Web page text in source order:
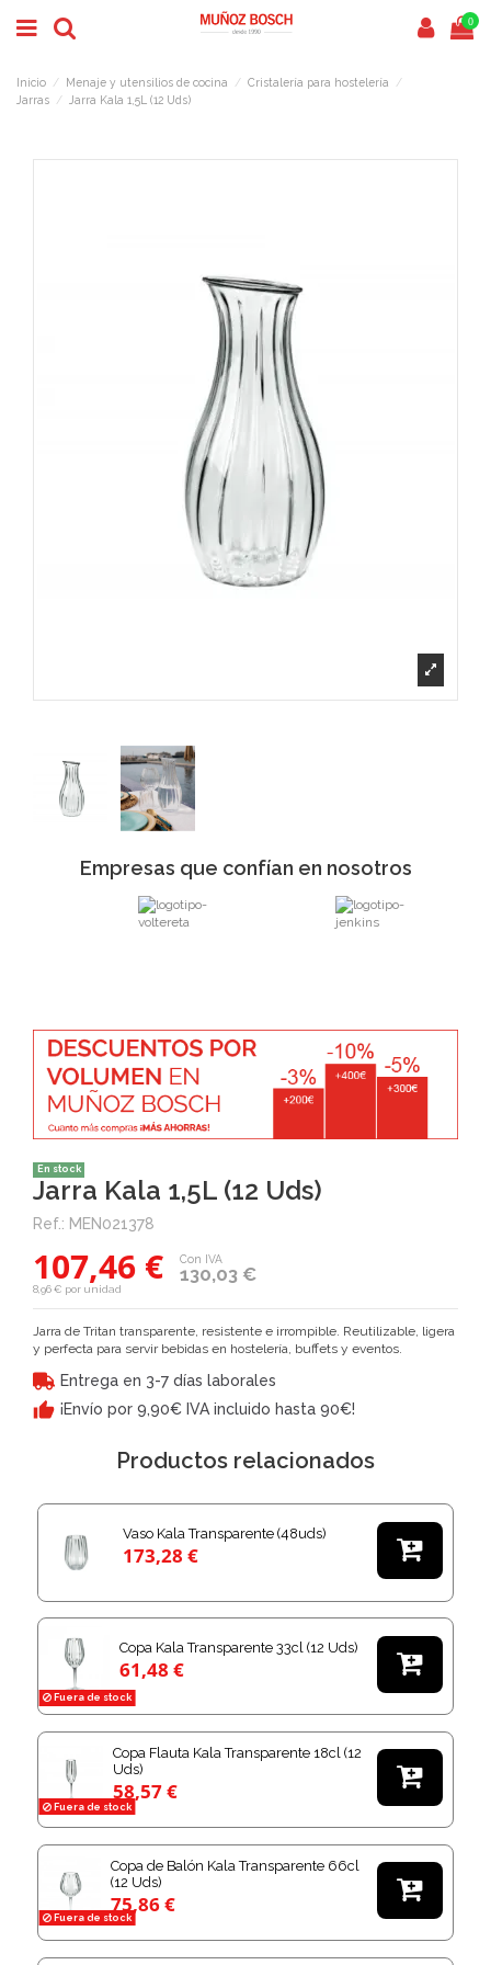
0
Inicio Menaje y utensilios de cocina
Cristalería para hostelería
Jarras
Jarra Kala 1,5L (12 Uds)
Empresas que confían en nosotros
En stock
Jarra Kala 1,5L (12 Uds)
Ref.: MEN021378
107,46 € 130,03 €
Con IVA
8,96 € por unidad
Jarra de Tritan transparente, resistente e irrompible. Reutilizable, ligera
y perfecta para servir bebidas en hostelería, buffets y eventos.
Entrega en 3-7 días laborales
¡Envío por 9,90€ IVA incluido hasta 90€!
Productos relacionados
Vaso Kala Transparente (48uds)
173,28 € 
Fuera de stock
Copa Kala Transparente 33cl (12 Uds)
61,48 € 
Fuera de stock
Copa Flauta Kala Transparente 18cl (12
Uds)
58,57 € 
Fuera de stock
Copa de Balón Kala Transparente 66cl
(12 Uds)
75,86 € 